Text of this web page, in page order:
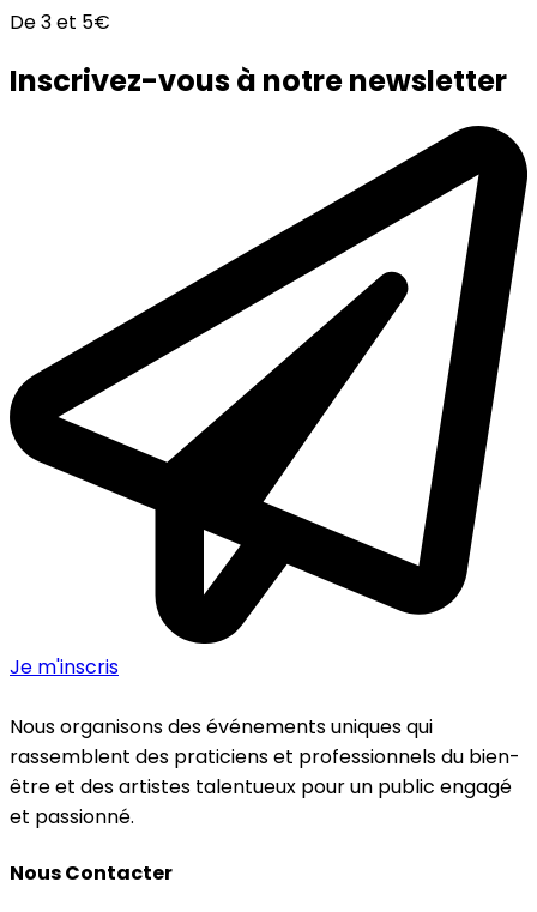
De 3 et 5€
Inscrivez-vous à notre newsletter
Je m'inscris
Nous organisons des événements uniques qui
rassemblent des praticiens et professionnels du bien-
être et des artistes talentueux pour un public engagé
et passionné.
Nous Contacter